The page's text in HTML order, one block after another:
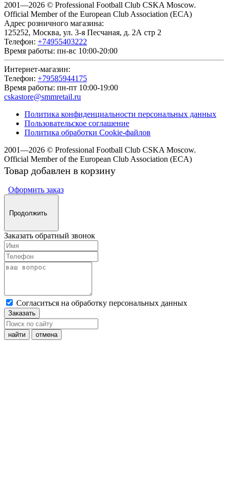
2001—2026 © Professional Football Club CSKA Moscow.
Official Member of the European Club Association (ECA)
Адрес розничного магазина:
125252, Москва, ул. 3-я Песчаная, д. 2А стр 2
Телефон: +74955403222
Время работы: пн-вс 10:00-20:00
Интернет-магазин:
Телефон: +79585944175
Время работы: пн-пт 10:00-19:00
cskastore@smmretail.ru
Политика конфиденциальности персональных данных
Пользовательское соглашение
Политика обработки Cookie-файлов
2001—2026 © Professional Football Club CSKA Moscow.
Official Member of the European Club Association (ECA)
Товар добавлен в корзину
Оформить заказ
Продолжить
Заказать обратный звонок
Cогласиться на обработку персональных данных
Заказать
найти отмена